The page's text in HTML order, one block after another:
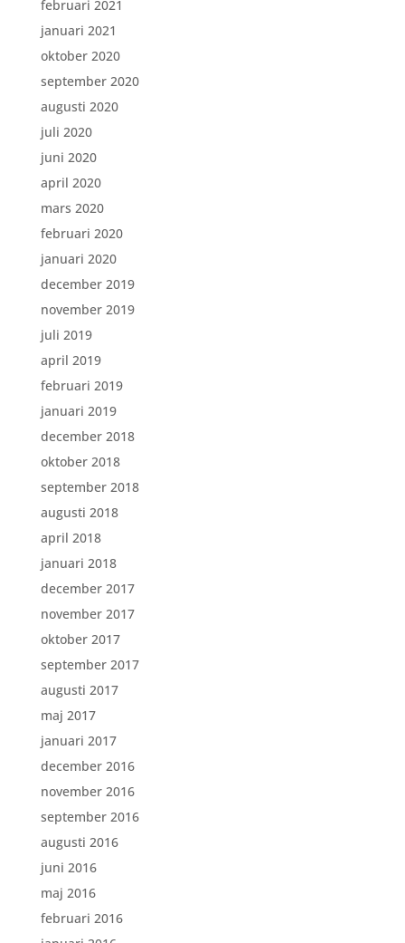
februari 2021
januari 2021
oktober 2020
september 2020
augusti 2020
juli 2020
juni 2020
april 2020
mars 2020
februari 2020
januari 2020
december 2019
november 2019
juli 2019
april 2019
februari 2019
januari 2019
december 2018
oktober 2018
september 2018
augusti 2018
april 2018
januari 2018
december 2017
november 2017
oktober 2017
september 2017
augusti 2017
maj 2017
januari 2017
december 2016
november 2016
september 2016
augusti 2016
juni 2016
maj 2016
februari 2016